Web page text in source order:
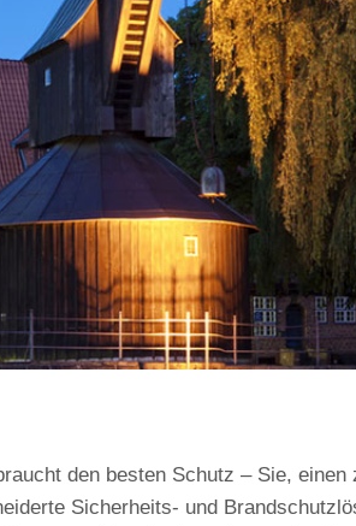
den besten Schutz – Sie,
Sicherheits- und